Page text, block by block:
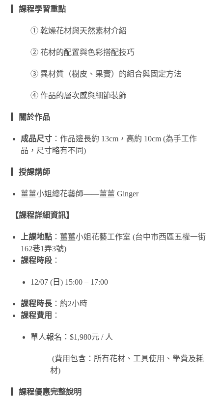
▎課程學習重點
① 乾燥花材與天然素材介紹
② 花材的配置與色彩搭配技巧
③ 異材質（樹皮、果實）的組合與固定方法
④ 作品的層次感與細節裝飾
▎關於作品
成品尺寸 ：作品邊長約 13cm，高約 10cm (為手工作
品，尺寸略有不同)
▎授課講師
薑薑小姐總花藝師——薑薑 Ginger
【課程詳細資訊】
上課地點 ：薑薑小姐花藝工作室 (台中市西區五權一街
162巷1弄3號)
課程時段 ：
12/07 (日) 15:00 – 17:00
課程時長 ：約2小時
課程費用 ：
單人報名：$1,980元 / 人
(費用包含：所有花材、工具使用、學費及耗
材)
▎課程優惠完整說明